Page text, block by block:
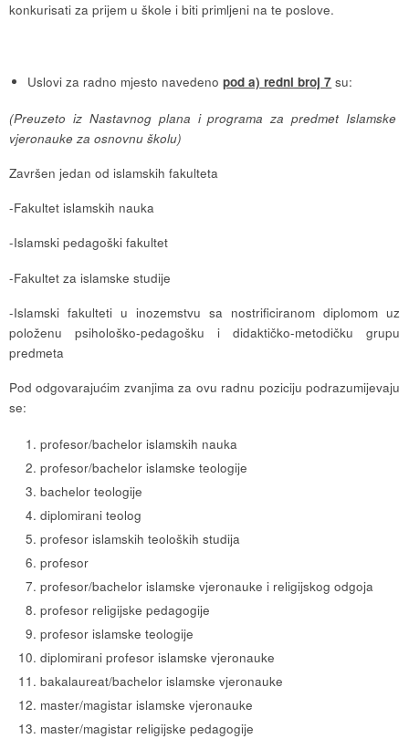
konkurisati za prijem u škole i biti primljeni na te poslove.
Uslovi za radno mjesto navedenopod a) redni broj 7 su:
(Preuzeto iz Nastavnog plana i programa za predmet Islamske
vjeronauke za osnovnu školu)
Završen jedan od islamskih fakulteta
-Fakultet islamskih nauka
-Islamski pedagoški fakultet
-Fakultet za islamske studije
-Islamski fakulteti u inozemstvu sa nostrificiranom diplomom uz
položenu psihološko-pedagošku i didaktičko-metodičku grupu
predmeta
Pod odgovarajućim zvanjima za ovu radnu poziciju podrazumijevaju
se:
profesor/bachelor islamskih nauka
profesor/bachelor islamske teologije
bachelor teologije
diplomirani teolog
profesor islamskih teoloških studija
profesor
profesor/bachelor islamske vjeronauke i religijskog odgoja
profesor religijske pedagogije
profesor islamske teologije
diplomirani profesor islamske vjeronauke
bakalaureat/bachelor islamske vjeronauke
master/magistar islamske vjeronauke
master/magistar religijske pedagogije